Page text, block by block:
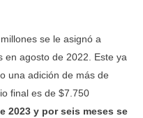
se le asignó a
en agosto de 2022. Este ya
una adición de más de
final es de $7.750
2023 y por seis meses se